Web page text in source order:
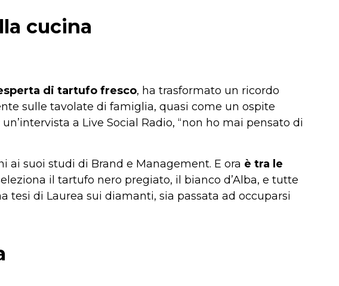
cucina
di tartufo fresco, ha trasformato un ricordo
sulle tavolate di famiglia, quasi come un ospite
a Live Social Radio, “non ho mai pensato di
suoi studi di Brand e Management. E ora è tra le
il tartufo nero pregiato, il bianco d’Alba, e tutte
tesi di Laurea sui diamanti, sia passata ad occuparsi